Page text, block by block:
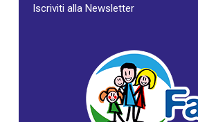
Iscriviti alla Newsletter